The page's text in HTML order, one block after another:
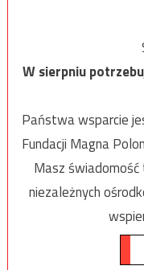
W sierpniu
Państwa wsparcie
Fundacji Magna
Masz
niezależnych